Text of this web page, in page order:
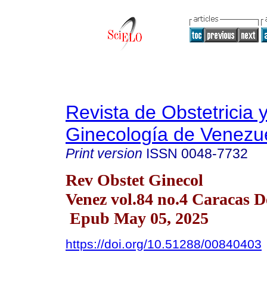
Revista de Obstetricia
Ginecología de
Print version ISSN 0048-7732
Rev Obstet Ginecol
Venez vol.84 no.4 Caracas
Epub May 05, 2025
https://doi.org/10.51288/00840403